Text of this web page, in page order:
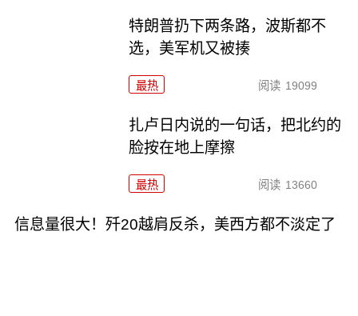
特朗普扔下两条路，波斯都不
选，美军机又被揍
最热 阅读 19099
扎卢日内说的一句话，把北约的
脸按在地上摩擦
最热 阅读 13660
信息量很大！歼20越肩反杀，美西方都不淡定了